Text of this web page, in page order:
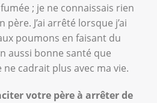
fumée ; je ne connaissais rien
père. J’ai arrêté lorsque j’ai
poumons en faisant du
aussi bonne santé que
cadrait plus avec ma vie.
votre père à arrêter de